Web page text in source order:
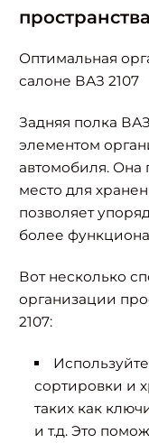
Оптимальная
салоне ВАЗ 2107
Задняя полка
элементом
автомобиля. Она
место для
позволяет
более
Вот несколько
организации
2107:
сортировки и
таких как
и т.д. Это